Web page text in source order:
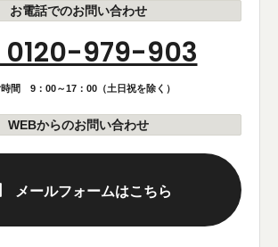
お電話でのお問い合わせ
0120-979-903
間 9：00～17：00（土日祝を除く）
WEBからのお問い合わせ
メールフォームはこちら